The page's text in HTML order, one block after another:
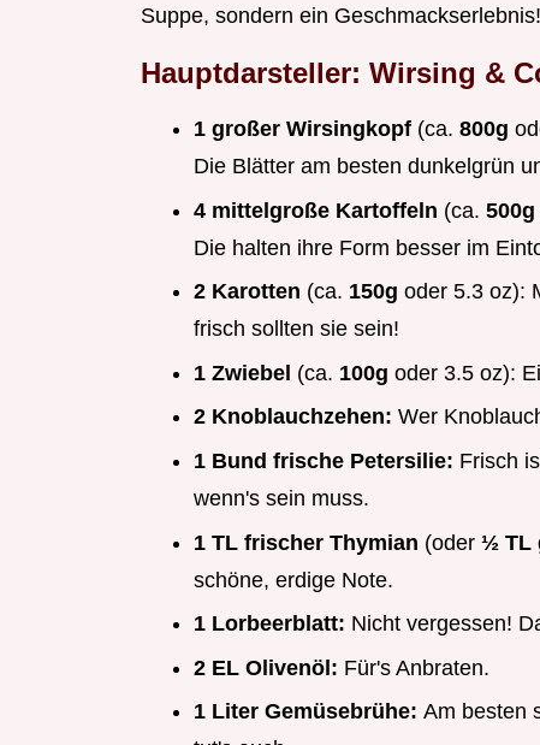
Suppe, sondern ein Geschmackserlebnis!
Hauptdarsteller: Wirsing &
1 großer Wirsingkopf (ca. 800g
Die Blätter am besten dunkelgrün
4 mittelgroße Kartoffeln (ca. 500g
Die halten ihre Form besser im
2 Karotten (ca. 150g oder 5.3 oz):
frisch sollten sie sein!
1 Zwiebel (ca. 100g oder 3.5 oz):
2 Knoblauchzehen: Wer
1 Bund frische Petersilie: Frisch
wenn's sein muss.
1 TL frischer Thymian (oder ½ TL
schöne, erdige Note.
1 Lorbeerblatt: Nicht vergessen!
2 EL Olivenöl: Für's Anbraten.
1 Liter Gemüsebrühe: Am besten